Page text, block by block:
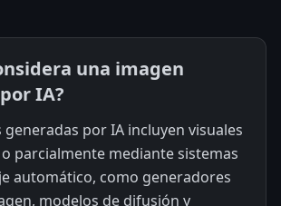
una imagen
IA?
generadas por IA incluyen visuales
parcialmente mediante sistemas
automático, como generadores
modelos de difusión y